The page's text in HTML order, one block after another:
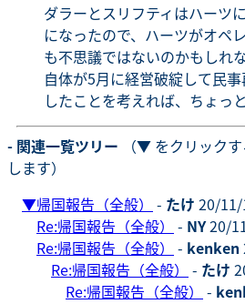
ダラーとスリフティはハーツ
になったので、ハーツがオペ
も不思議ではないのかもしれ
自体が5月に経営破綻して民
したことを考えれば、ちょっ
- 関連一覧ツリー （▼ をクリック
します）
▼帰国報告（全般） - たけ 20/
Re:帰国報告（全般）
- NY20/
Re:帰国報告（全般）
- kenken
Re:帰国報告（全般）
- たけ
Re:帰国報告（全般）
-